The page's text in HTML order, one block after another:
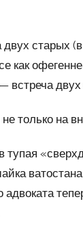
двух
как
встреча
только на
адвоката